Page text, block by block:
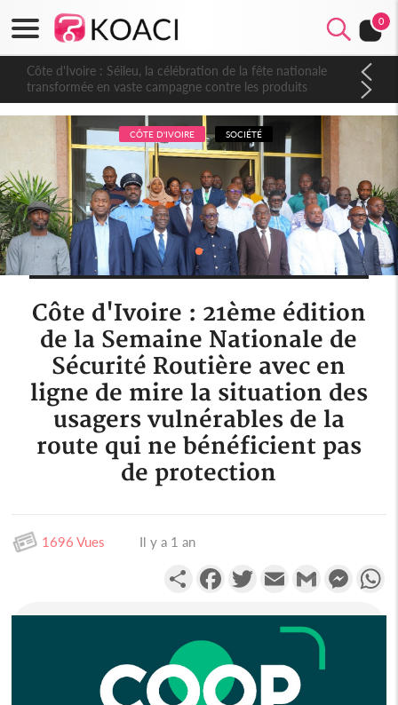
0
Côte d'Ivoire : Séileu, la célébration de la fête nationale
transformée en vaste campagne contre les produits
dépigmentants dangereux
CÔTE D'IVOIRE SOCIÉTÉ
Côte d'Ivoire : 21ème édition
de la Semaine Nationale de
Sécurité Routière avec en
ligne de mire la situation des
usagers vulnérables de la
route qui ne bénéficient pas
de protection
1696 Vues Il y a 1 an
PartagerFacebookTwitterEmail Gmail